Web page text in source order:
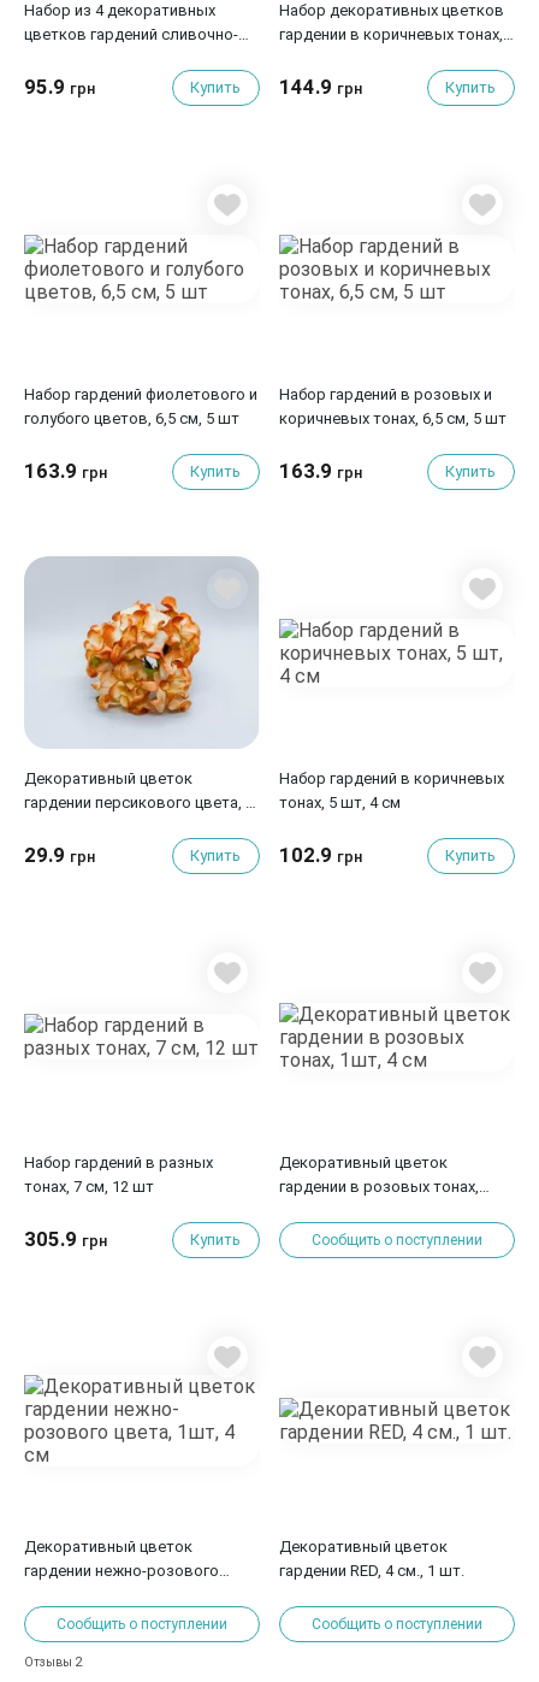
Набор из 4 декоративных
цветков гардений сливочно-
95.9 грн Купить
Набор декоративных цветков
гардении в коричневых тонах,
144.9 грн Купить
Набор гардений фиолетового и
голубого цветов, 6,5 см, 5 шт
163.9 грн Купить
Набор гардений в розовых и
коричневых тонах, 6,5 см, 5 шт
163.9 грн Купить
Декоративный цветок
гардении персикового цвета, 6
29.9 грн Купить
Набор гардений в коричневых
тонах, 5 шт, 4 см
102.9 грн Купить
Набор гардений в разных
тонах, 7 см, 12 шт
305.9 грн Купить
Декоративный цветок
гардении в розовых тонах,
Сообщить о поступлении
Декоративный цветок
гардении нежно-розового
Сообщить о поступлении
Отзывы 2
Декоративный цветок
гардении RED, 4 см., 1 шт.
Сообщить о поступлении